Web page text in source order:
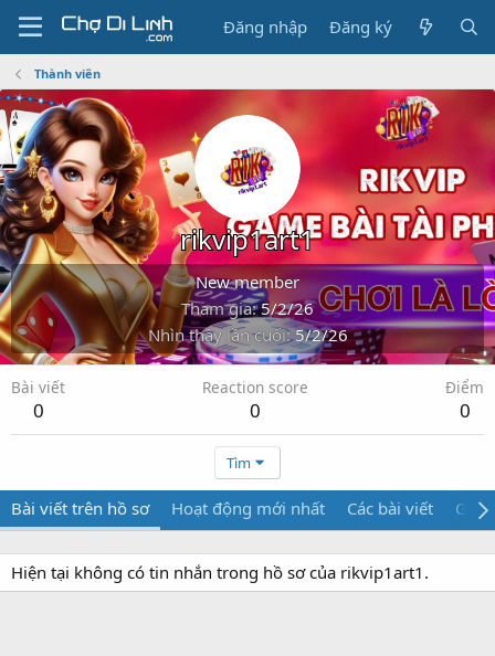
Đăng nhập Đăng ký
Thành viên
rikvip1art1
New member
Tham gia 5/2/26
Nhìn thấy lần cuối 5/2/26
Bài viết
0
Reaction score
0
Điểm
0
Tìm
Bài viết trên hồ sơ Hoạt động mới nhất Các bài viết Giới
Hiện tại không có tin nhắn trong hồ sơ của rikvip1art1.